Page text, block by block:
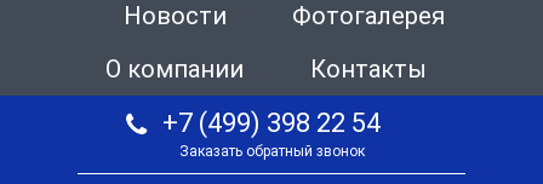
Новости
Фотогалерея
О компании
Контакты
+7 (499) 398 22 54
Заказать обратный звонок